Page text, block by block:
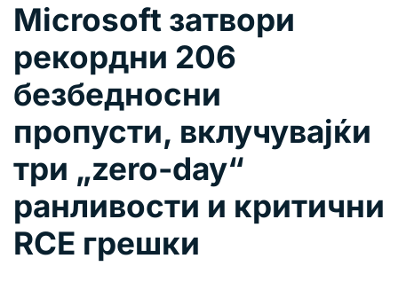
Microsoft затвори
рекордни 206
безбедносни
пропусти, вклучувајќи
три „zero-day“
ранливости и критични
RCE грешки